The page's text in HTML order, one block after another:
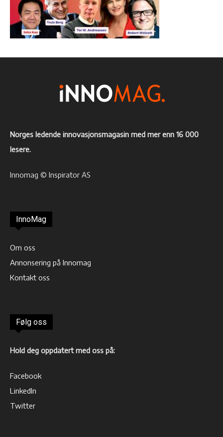
Norges ledende innovasjonsmagasin med mer enn 16 000
lesere.
Innomag © Inspirator AS
InnoMag
Om oss
Annonsering på Innomag
Kontakt oss
Følg oss
Hold deg oppdatert med oss på:
Facebook
LinkedIn
Twitter